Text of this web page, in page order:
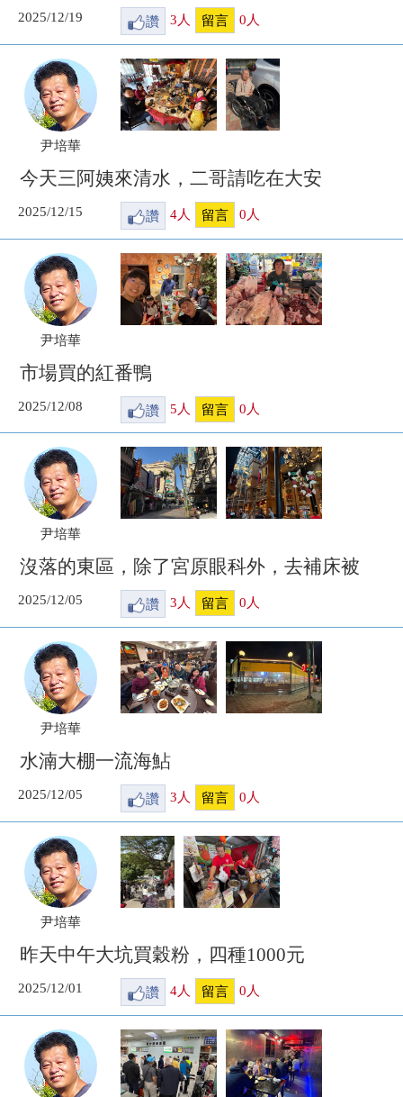
2025/12/19 讚 3 人 留言 0 人
尹培華
今天三阿姨來清水，二哥請吃在大安
2025/12/15 讚 4人 留言 0 人
尹培華
市場買的紅番鴨
2025/12/08 讚 5 人 留言 0 人
尹培華
沒落的東區，除了宮原眼科外，去補床被
2025/12/05 讚 3 人 留言 0 人
尹培華
水湳大棚一流海鮎
2025/12/05 讚 3 人 留言 0 人
尹培華
昨天中午大坑買穀粉，四種1000元
2025/12/01 讚 4人 留言 0 人